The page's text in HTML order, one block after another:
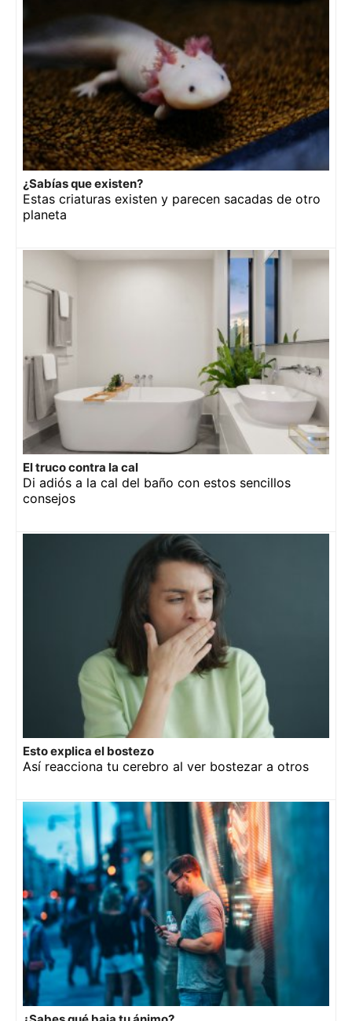
¿Sabías que existen?
Estas criaturas existen y parecen sacadas de otro
planeta
El truco contra la cal
Di adiós a la cal del baño con estos sencillos
consejos
Esto explica el bostezo
Así reacciona tu cerebro al ver bostezar a otros